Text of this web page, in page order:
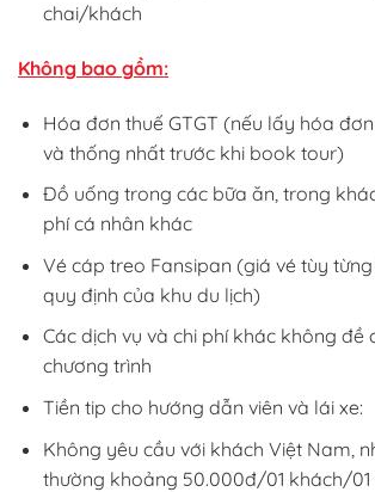
chai/khách
Không bao gồm:
Hóa đơn thuế GTGT (nếu lấy hóa
và thống nhất trước khi book tour)
Đồ uống trong các bữa ăn, trong
phí cá nhân khác
Vé cáp treo Fansipan (giá vé tùy
quy định của khu du lịch)
Các dịch vụ và chi phí khác không đề
chương trình
Tiền tip cho hướng dẫn viên và lái xe:
Không yêu cầu với khách Việt Nam,
thường khoảng 50.000đ/01 khách/